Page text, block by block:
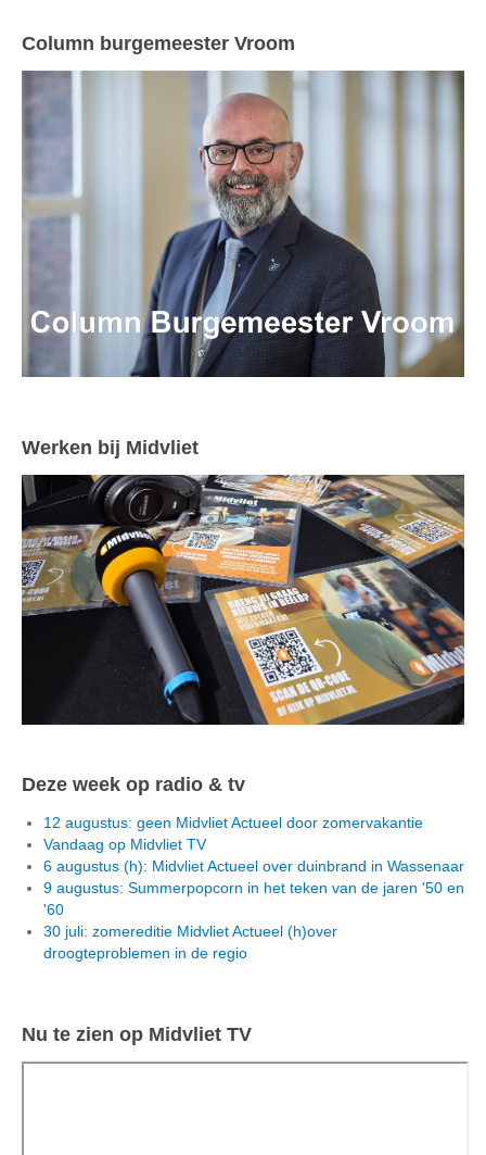
Column burgemeester Vroom
Werken bij Midvliet
Deze week op radio & tv
12 augustus: geen Midvliet Actueel door zomervakantie
Vandaag op Midvliet TV
6 augustus (h): Midvliet Actueel over duinbrand in Wassenaar
9 augustus: Summerpopcorn in het teken van de jaren '50 en
'60
30 juli: zomereditie Midvliet Actueel (h)over
droogteproblemen in de regio
Nu te zien op Midvliet TV